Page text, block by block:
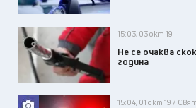
15:03, 03 окт 19
Не се очаква
година
15:04, 01 окт 19 / Свят